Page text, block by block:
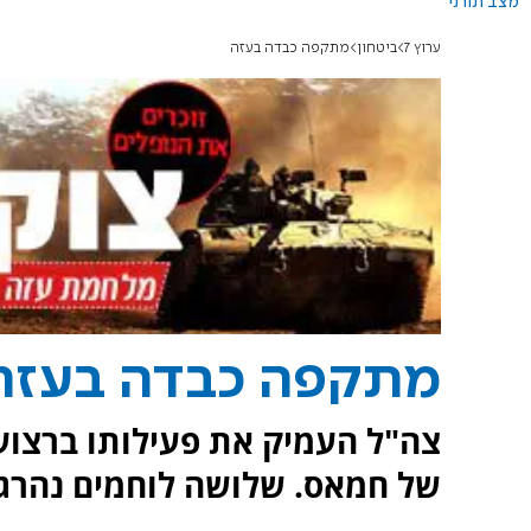
ערוץ 7 ביטחון מתקפה כבדה בעזה
מתקפה כבדה
צה"ל העמיק את פעילותו
של חמאס. שלושה לוחמים נהרגו ולמעלה מ-